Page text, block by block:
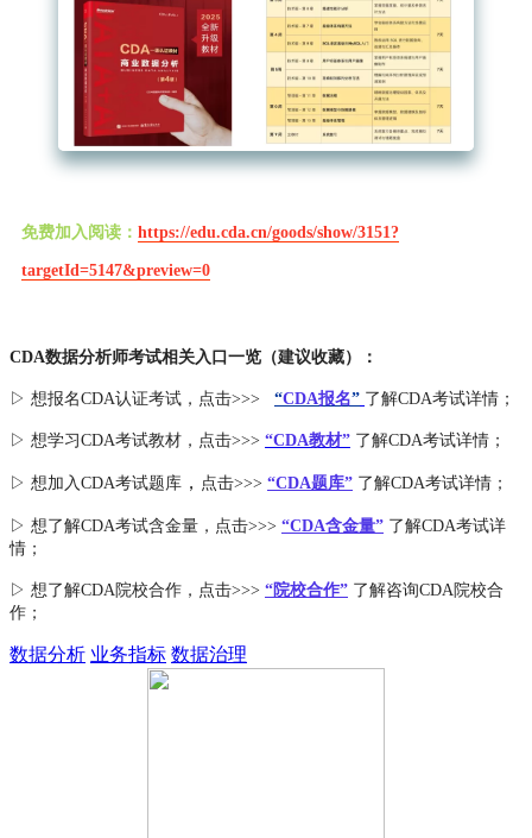
免费加入阅读： https://edu.cda.cn/goods/show/3151?
targetId=5147&preview=0
CDA数据分析师考试相关入口一览（建议收藏）：
▷ 想报名CDA认证考试，点击>>> “CDA报名” 了解CDA考试详情；
▷ 想学习CDA考试教材，点击>>> “CDA教材” 了解CDA考试详情；
▷ 想加入CDA考试题库 ， 点击>>> “CDA题库” 了解CDA考试详情；
▷ 想了解CDA考试含金量 ，点击>>> “CDA含金量” 了解CDA考试详
情；
▷ 想了解CDA院校合作 ，点击>>> “院校合作” 了解咨询CDA院校合
作；
数据分析 业务指标 数据治理